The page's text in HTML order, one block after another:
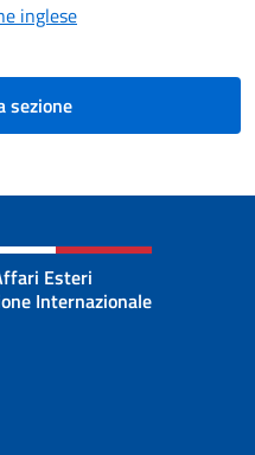
inglese
sezione
Esteri
Internazionale